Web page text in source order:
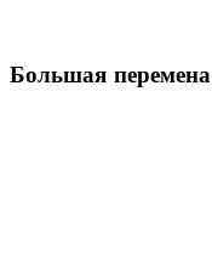
Большая перемена